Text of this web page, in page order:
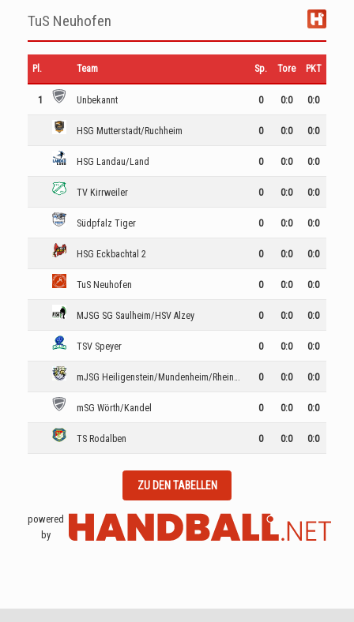
TuS Neuhofen
Pl. Team Sp. Tore PKT
1 Unbekannt 0 0:0 0:0
HSG Mutterstadt/Ruchheim 0 0:0 0:0
HSG Landau/Land 0 0:0 0:0
TV Kirrweiler 0 0:0 0:0
Südpfalz Tiger 0 0:0 0:0
HSG Eckbachtal 2 0 0:0 0:0
TuS Neuhofen 0 0:0 0:0
MJSG SG Saulheim/HSV Alzey 0 0:0 0:0
TSV Speyer 0 0:0 0:0
mJSG Heiligenstein/Mundenheim/Rheingönheim 2 0 0:0 0:0
mSG Wörth/Kandel 0 0:0 0:0
TS Rodalben 0 0:0 0:0
ZU DEN TABELLEN
powered
by